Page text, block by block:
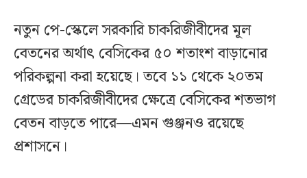
নতুন পে-স্কেলে সরকারি চাকরিজীবীদের মূল
বেতনের অর্থাৎ বেসিকের ৫০ শতাংশ বাড়ানোর
পরিকল্পনা করা হয়েছে। তবে ১১ থেকে ২০তম
গ্রেডের চাকরিজীবীদের ক্ষেত্রে বেসিকের শতভাগ
বেতন বাড়তে পারে—এমন গুঞ্জনও রয়েছে
প্রশাসনে।